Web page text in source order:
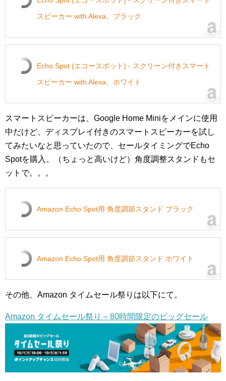
スピーカー with Alexa、ブラック
Echo Spot (エコースポット) - スクリーン付きスマート
スピーカー with Alexa、ホワイト
スマートスピーカーは、Google Home Miniをメインに使用
中だけど、ディスプレイ付きのスマートスピーカーを試し
てみたいなと思っていたので、セールタイミングでEcho
Spotを購入。（ちょっと高いけど）角度調整スタンドもセ
ットで。。。
Amazon Echo Spot用 角度調節スタンド ブラック
Amazon Echo Spot用 角度調節スタンド ホワイト
その他、Amazon タイムセール祭りは以下にて。
Amazon タイムセール祭り – 80時間限定のビッグセール